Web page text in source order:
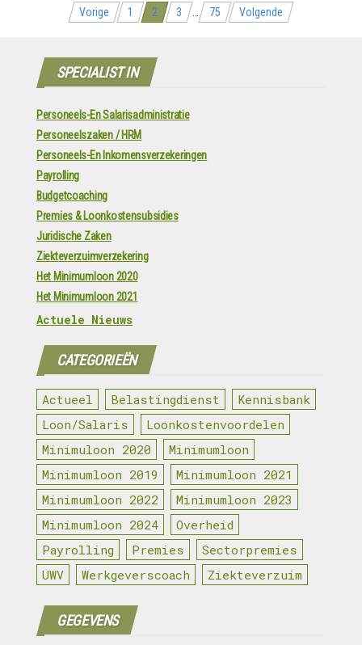
Berichten
Vorige 1 2 3 75 Volgende
SPECIALIST IN
Personeels-En Salarisadministratie
Personeelszaken / HRM
Personeels-En Inkomensverzekeringen
Payrolling
Budgetcoaching
Premies & Loonkostensubsidies
Juridische Zaken
Ziekteverzuimverzekering
Het Minimumloon 2020
Het Minimumloon 2021
Actuele Nieuws
CATEGORIEËN
Actueel Belastingdienst
Kennisbank
Loon/Salaris
Loonkostenvoordelen
Minimuloon 2020
Minimumloon
Minimumloon 2019
Minimumloon 2021
Minimumloon 2022
Minimumloon 2023
Minimumloon 2024
Overheid
Payrolling
Premies
Sectorpremies
UWV
Werkgeverscoach Ziekteverzuim
GEGEVENS